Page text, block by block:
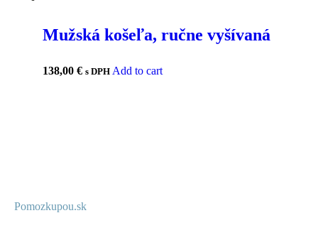
Mužská košeľa, ručne vyšívaná
138,00 € s DPH Add to cart
Pomozkupou.sk